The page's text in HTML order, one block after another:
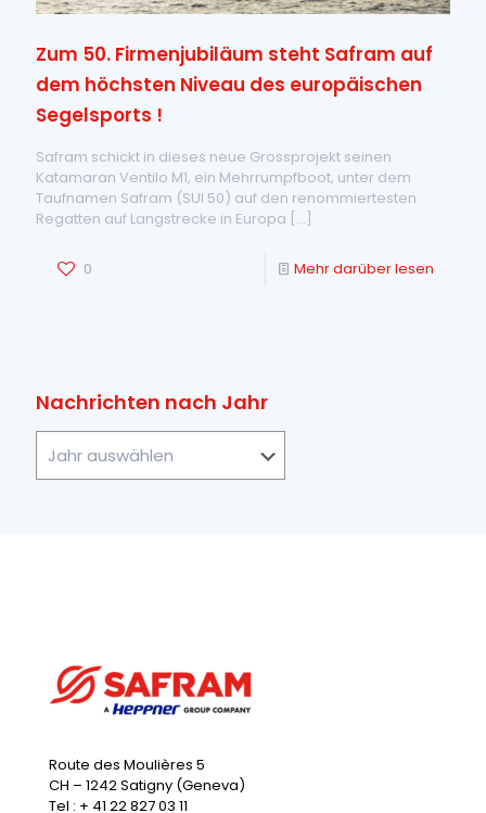
Zum 50. Firmenjubiläum steht Safram auf
dem höchsten Niveau des europäischen
Segelsports !
Safram schickt in dieses neue Grossprojekt seinen
Katamaran Ventilo M1, ein Mehrrumpfboot, unter dem
Taufnamen Safram (SUI 50) auf den renommiertesten
Regatten auf Langstrecke in Europa […]
0 Mehr darüber lesen
Nachrichten nach Jahr
Route des Moulières 5
CH – 1242 Satigny (Geneva)
Tel : + 41 22 827 03 11